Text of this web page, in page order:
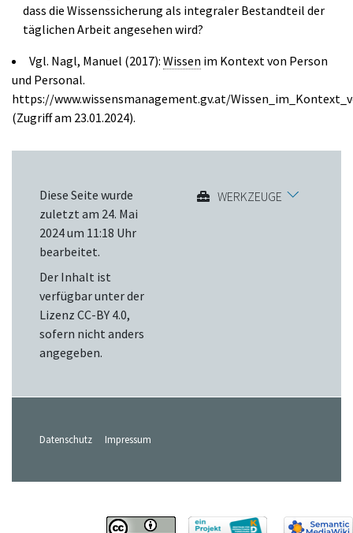
dass die Wissenssicherung als integraler Bestandteil der
täglichen Arbeit angesehen wird?
Vgl. Nagl, Manuel (2017): Wissen im Kontext von Person
und Personal.
https://www.wissensmanagement.gv.at/
(Zugriff am 23.01.2024).
Diese Seite wurde
zuletzt am 24. Mai
2024 um 11:18 Uhr
bearbeitet.
Der Inhalt ist
verfügbar unter der
Lizenz CC-BY 4.0,
sofern nicht anders
angegeben.
WERKZEUGE
Datenschutz Impressum